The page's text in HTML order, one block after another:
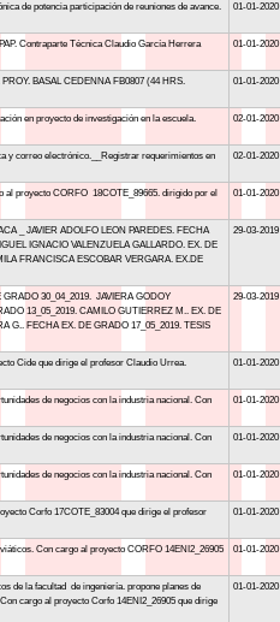
de potencia participación de reuniones de avance.
01-01-2020
Contraparte Técnica Claudio García Herrera
01-01-2020
BASAL CEDENNA FB0807 (44 HRS.
01-01-2020
en proyecto de investigación en la escuela.
02-01-2020
y correo electrónico.__Registrar requerimientos en
02-01-2020
al proyecto CORFO 18COTE_89665. dirigido por el
01-01-2020
_ JAVIER ADOLFO LEON PAREDES. FECHA
IGNACIO VALENZUELA GALLARDO. EX. DE
FRANCISCA ESCOBAR VERGARA. EX.DE
29-03-2019
30_04_2019. JAVIERA GODOY
13_05_2019. CAMILO GUTIERREZ M.. EX. DE
G.. FECHA EX. DE GRADO 17_05_2019. TESIS
29-03-2019
Cide que dirige el profesor Claudio Urrea. 01-01-2020
de negocios con la industria nacional. Con
01-01-2020
de negocios con la industria nacional. Con
01-01-2020
de negocios con la industria nacional. Con
01-01-2020
Corfo 17COTE_83004 que dirige el profesor
01-01-2020
Con cargo al proyecto CORFO 14ENI2_26905
01-01-2020
de la facultad de ingeniería. propone planes de
cargo al proyecto Corfo 14ENI2_26905 que dirige
01-01-2020